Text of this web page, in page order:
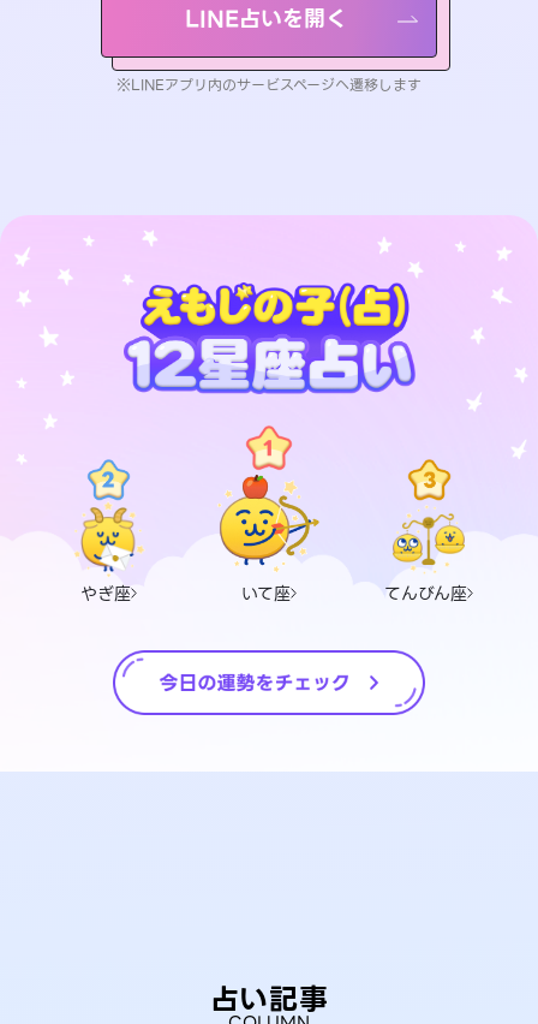
LINE占いを開く
※LINEアプリ内のサービスページへ遷移します
やぎ座 いて座 てんびん座
占い記事